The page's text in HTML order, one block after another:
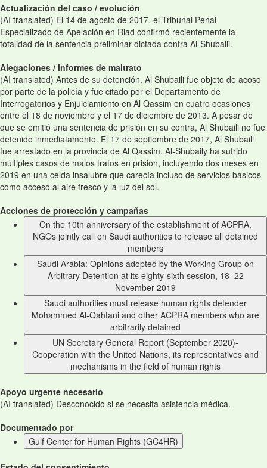
Actualización del caso / evolución
(AI translated) El 14 de agosto de 2017, el Tribunal Penal
Especializado de Apelación en Riad confirmó recientemente la
totalidad de la sentencia preliminar dictada contra Al-Shubaili.
Alegaciones / informes de maltrato
(AI translated) Antes de su detención, Al Shubaili fue objeto de acoso
por parte de la policía y fue citado por el Departamento de
Interrogatorios y Enjuiciamiento en Al Qassim en cuatro ocasiones
entre el 18 de noviembre y el 17 de diciembre de 2013. A pesar de
que se emitió una sentencia de prisión en su contra, Al Shubaili no fue
detenido inmediatamente. El 17 de septiembre de 2017, Al Shubaili
fue arrestado en la provincia de Al Qassim. Al-Shubaily ha sufrido
múltiples casos de malos tratos en prisión, incluyendo dos meses en
2019 en una celda insalubre que carecía incluso de servicios básicos
como acceso al aire fresco y la luz del sol.
Acciones de protección y campañas
On the 10th anniversary of the establishment of ACPRA,
NGOs jointly call on Saudi authorities to release all detained
members
Saudi Arabia: Opinions adopted by the Working Group on
Arbitrary Detention at its eighty-sixth session, 18–22
November 2019
Saudi authorities must release human rights defender
Mohammed Al-Qahtani and other ACPRA members who are
arbitrarily detained
UN Secretary General Report (September 2020)-
Cooperation with the United Nations, its representatives and
mechanisms in the field of human rights
Apoyo urgente necesario
(AI translated) Desconocido si se necesita asistencia médica.
Documentado por
Gulf Center for Human Rights (GC4HR)